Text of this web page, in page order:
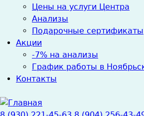
Цены на услуги Центра
Анализы
Подарочные сертификаты
Акции
-7% на анализы
График работы в
Контакты